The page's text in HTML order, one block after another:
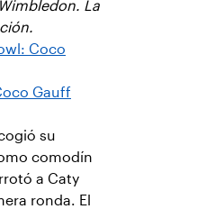
La
Coco
Gauff
su
comodín
a Caty
ronda. El